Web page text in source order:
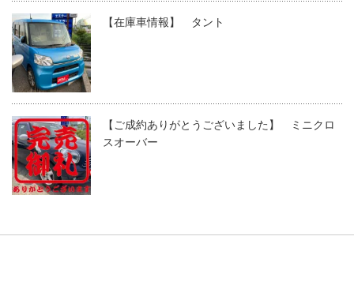
【在庫車情報】 タント
【ご成約ありがとうございました】 ミニクロ
スオーバー